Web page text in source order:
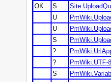
OK
S
U
U
S
?
?
PmWiki.UTF-8
S